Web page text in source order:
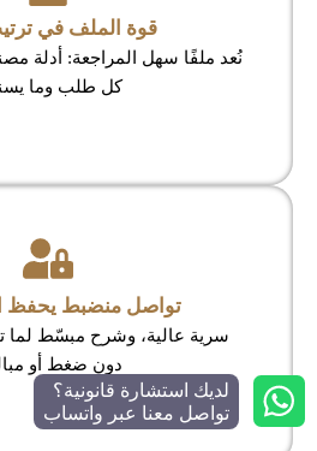
قوة الملف في
نُعد ملفًا سهل المراجعة: أدلة
كل طلب وما
تواصل منضبط يحفظ
سرية عالية، وشرح مبسّط لما
دون ضغط أو
لديك استشارة قانونية؟
تواصل معنا عبر واتساب